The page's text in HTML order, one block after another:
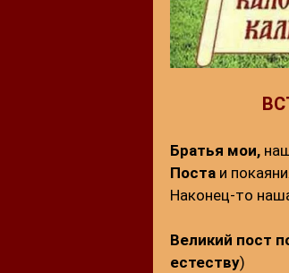
Братья мои,
Постаи
Наконец-то
Великий пост
естеству)